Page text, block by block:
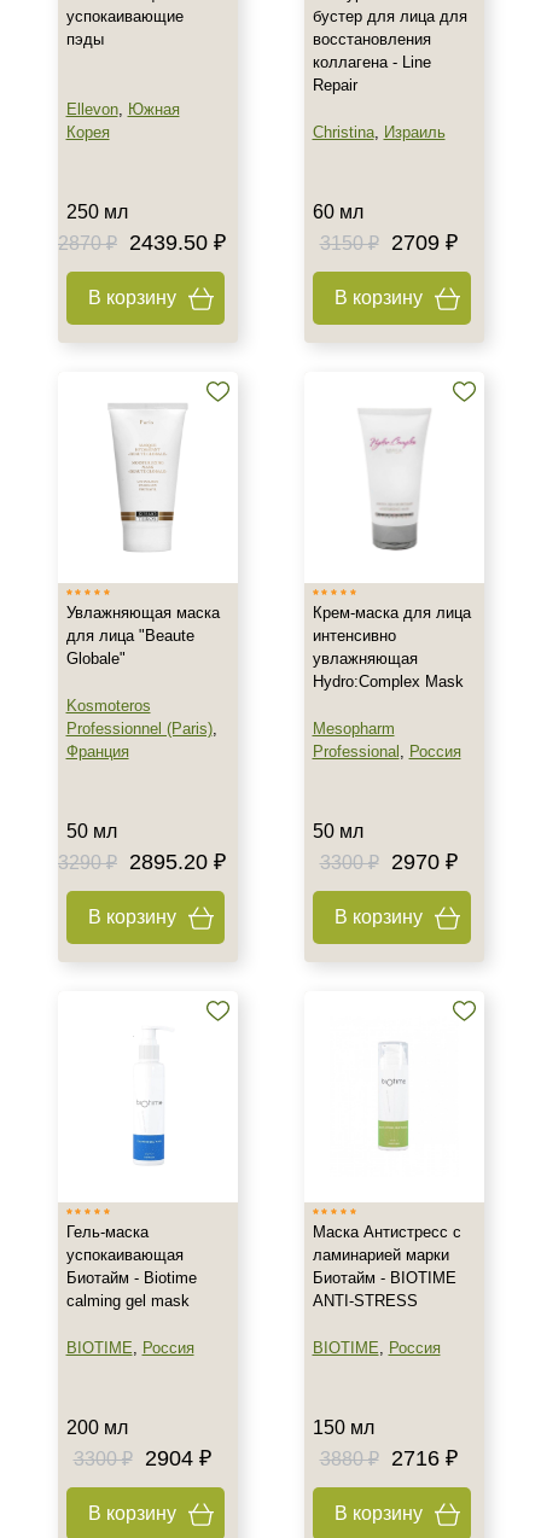
успокаивающие
пэды
Ellevon, Южная
Корея
250 мл
2870 ₽
2439.50 ₽
В корзину
бустер для лица для
восстановления
коллагена - Line
Repair
Christina, Израиль
60 мл
3150 ₽
2709 ₽
В корзину
Увлажняющая маска
для лица "Beaute
Globale"
Kosmoteros
Professionnel (Paris),
Франция
50 мл
3290 ₽
2895.20 ₽
В корзину
Крем-маска для лица
интенсивно
увлажняющая
Hydro:Complex Mask
Mesopharm
Professional , Россия
50 мл
3300 ₽
2970 ₽
В корзину
Гель-маска
успокаивающая
Биотайм - Biotime
calming gel mask
BIOTIME, Россия
200 мл
3300 ₽
2904 ₽
В корзину
Маска Антистресс с
ламинарией марки
Биотайм - BIOTIME
ANTI-STRESS
BIOTIME, Россия
150 мл
3880 ₽
2716 ₽
В корзину
+7 (495) 640-58-89